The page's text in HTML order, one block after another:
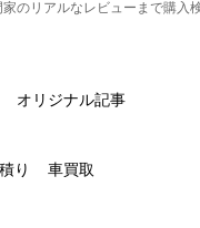
のリアルなレビューまで購入
オリジナル記事
り 車買取